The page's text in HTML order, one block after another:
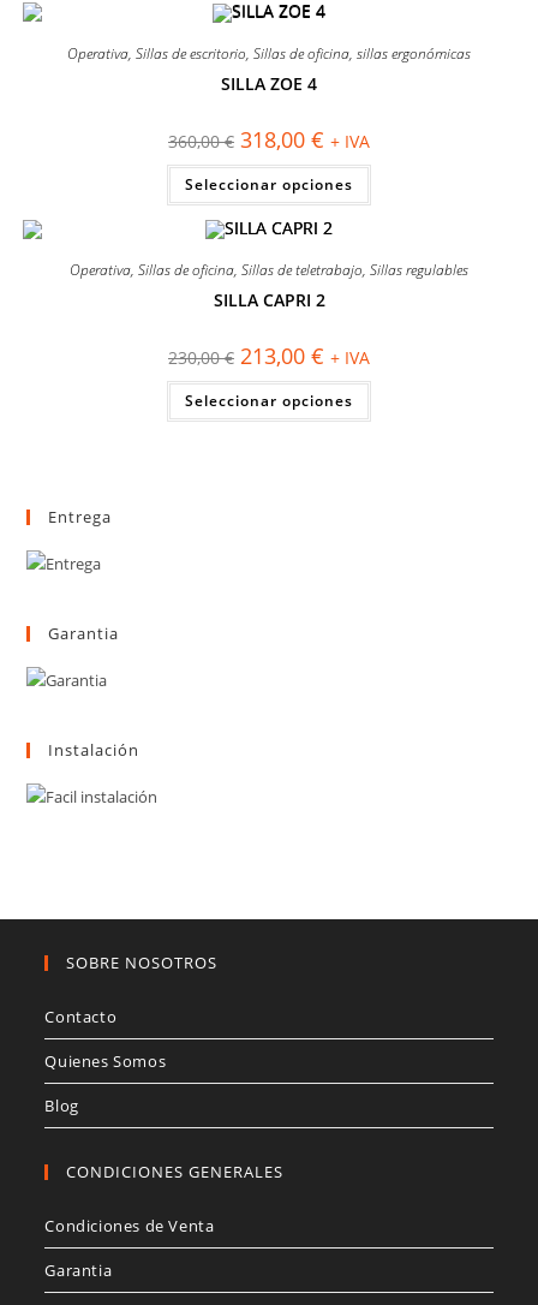
opciones
de
Operativa, Sillas de escritorio, Sillas de oficina, sillas ergonómicas
SILLA ZOE 4
360,00€ El
precio
original
era:
360,00 €.
318,00 € El
precio
actual
es:
318,00 €.
+ IVA
Seleccionar opciones
Este
tiene
opciones
Operativa, Sillas de oficina, Sillas de teletrabajo, Sillas regulables
SILLA CAPRI 2
230,00€ El
precio
original
era:
230,00 €.
213,00 € El
precio
actual
es:
213,00 €.
+ IVA
Seleccionar opciones
Este
tiene
Entrega
Garantia
Instalación
SOBRE NOSOTROS
Contacto
Quienes Somos
Blog
CONDICIONES GENERALES
Condiciones de Venta
Garantia